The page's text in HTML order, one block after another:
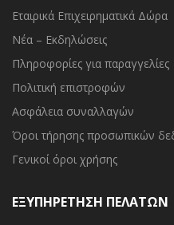
Εταιρικά Επιχειρηματικά Δώρα
Νέα – Εκδηλώσεις
Πληροφορίες για παραγγελίες
Πολιτική επιστροφών
Ασφάλεια συναλλαγών
Όροι τήρησης προσωπικών
Γενικοί όροι χρήσης
ΕΞΥΠΗΡΕΤΗΣΗ ΠΕΛΑΤΩΝ